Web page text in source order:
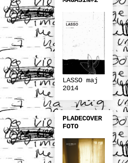
LASSO maj
2014
PLADECOVER
FOTO